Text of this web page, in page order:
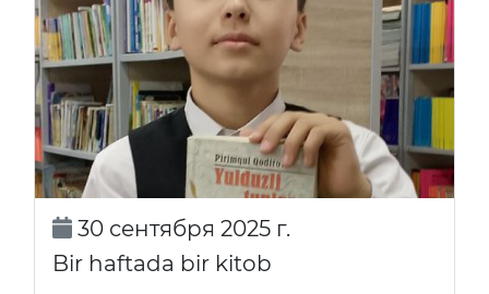
30 сентября 2025 г.
Bir haftada bir kitob